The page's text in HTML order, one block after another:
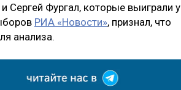
Фургал, которые выиграли у
РИА «Новости», признал, что
анализа.